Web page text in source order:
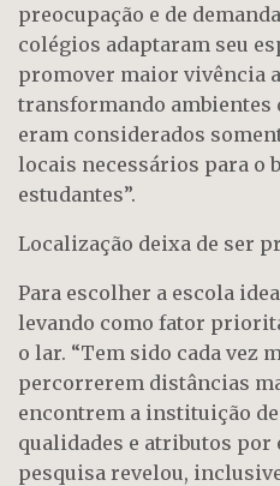
preocupação e de
colégios adaptaram seu
promover maior vivência
transformando ambientes
eram considerados
locais necessários para o
estudantes”.
Localização deixa de ser
Para escolher a escola
levando como fator
o lar. “Tem sido cada vez
percorrerem distâncias
encontrem a instituição
qualidades e atributos por
pesquisa revelou,